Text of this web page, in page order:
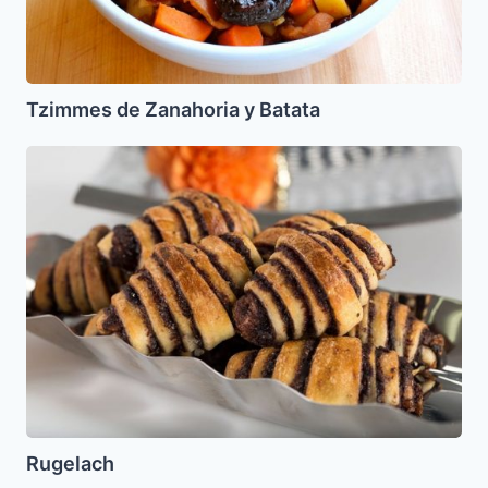
Tzimmes de Zanahoria y Batata
Rugelach